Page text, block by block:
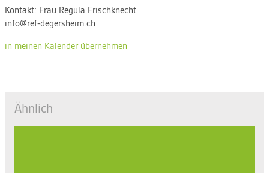
Kontakt: Frau Regula Frischknecht
info@ref-degersheim.ch
in meinen Kalender übernehmen
Ähnlich